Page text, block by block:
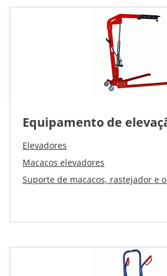
Equipamento de
Elevadores
Macacos elevadores
Suporte de macacos, rastejador e